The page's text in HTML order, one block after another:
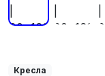
Кресла